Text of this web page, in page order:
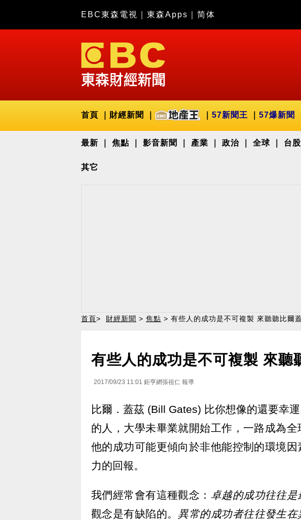
EBC東森電視 東森Apps 简体
首頁 財經新聞 57新聞王 57爆新聞
最新 焦點 影音新聞 產業 政治 全球 台股
其它
首頁> 財經新聞 > 焦點 > 有些人的成功是不可複製 來聽聽比爾
有些人的成功是不可複製 來聽
2017/09/23 11:01 鉅亨網張祖仁 報導
比爾．蓋茲 (Bill Gates) 比你想像的還要幸
的人，大學未畢業就開始工作，一路成為
他的成功可能更傾向於非他能控制的環境
力的回報。
我們經常會有這種觀念： 卓越的成功往往
觀念是有缺陷的。 異常的成功者往往發生